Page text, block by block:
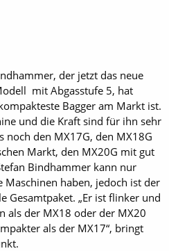
der jetzt das neue
mit Abgasstufe 5, hat
Bagger am Markt ist.
und die Kraft sind für ihn sehr
noch den MX17G, den MX18G
Markt, den MX20G mit gut
Bindhammer kann nur
Maschinen haben, jedoch ist der
Gesamtpaket. „Er ist flinker und
als der MX18 oder der MX20
als der MX17“, bringt